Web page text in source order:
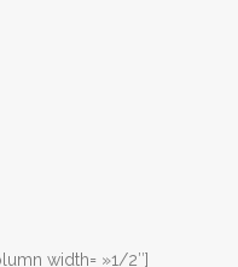
width= »1/2″]